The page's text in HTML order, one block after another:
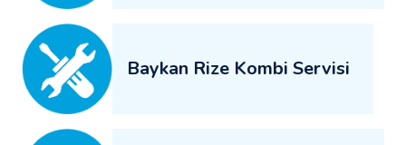
Baykan Rize Kombi Servisi